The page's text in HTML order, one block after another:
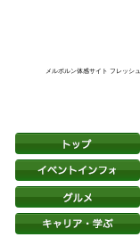
メルボルン体感サイト フレッシ